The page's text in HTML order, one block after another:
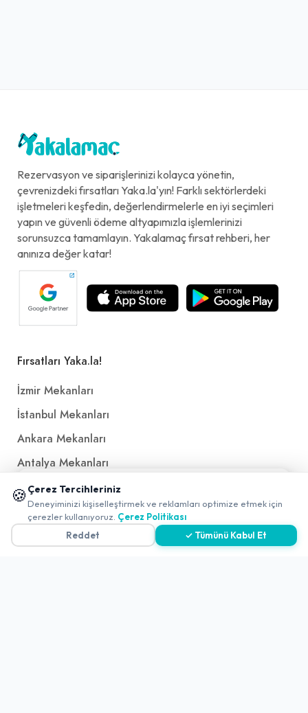
Rezervasyon ve siparişlerinizi kolayca yönetin,
çevrenizdeki fırsatları Yaka.la'yın! Farklı sektörlerdeki
işletmeleri keşfedin, değerlendirmelerle en iyi seçimleri
yapın ve güvenli ödeme altyapımızla işlemlerinizi
sorunsuzca tamamlayın. Yakalamaç fırsat rehberi, her
anınıza değer katar!
Fırsatları Yaka.la!
İzmir Mekanları
İstanbul Mekanları
Ankara Mekanları
Antalya Mekanları
Ücretsiz QR Menü
Politikalar ve Şartlar
🍪 Çerez Tercihleriniz
Deneyiminizi kişiselleştirmek ve reklamları optimize etmek için
çerezler kullanıyoruz. Çerez Politikası
Reddet
✓ Tümünü Kabul Et
📱 Mobil uygulamamızı keşfedin!
✖